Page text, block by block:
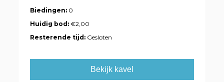
Biedingen: 0
Huidig bod:€2,00
Resterende tijd: Gesloten
Bekijk kavel